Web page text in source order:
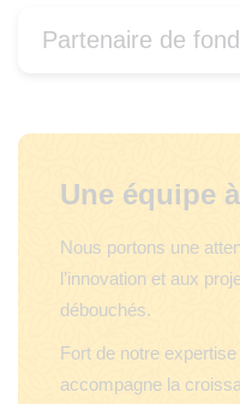
Partenaire de
Une équipe
Nous portons une
l’innovation et aux
débouchés.
Fort de notre
accompagne la